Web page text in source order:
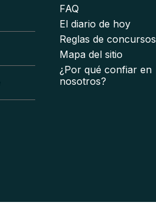
FAQ
El diario de hoy
Reglas de concursos
Mapa del sitio
¿Por qué confiar en
nosotros?